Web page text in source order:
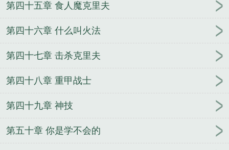
第四十五章 食人魔克里夫
第四十六章 什么叫火法
第四十七章 击杀克里夫
第四十八章 重甲战士
第四十九章 神技
第五十章 你是学不会的